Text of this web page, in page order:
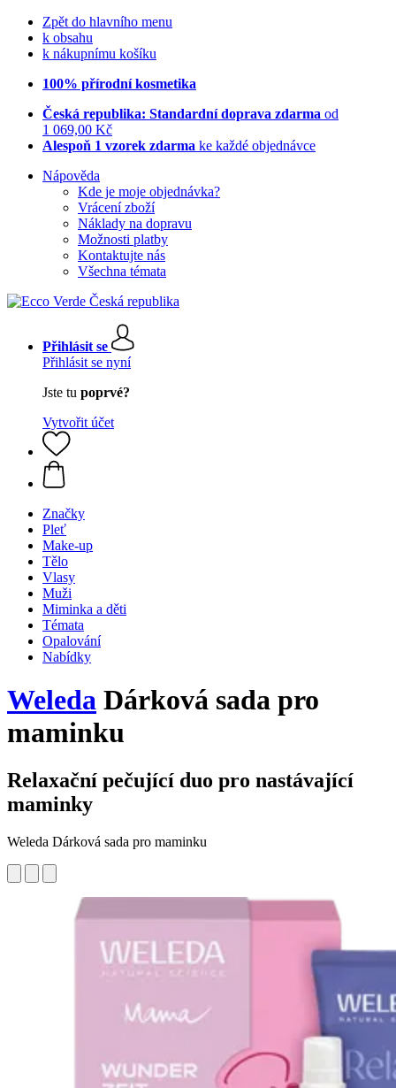
Zpět do hlavního menu
k obsahu
k nákupnímu košíku
100% přírodní kosmetika
Česká republika: Standardní doprava zdarma od
1 069,00 Kč
Alespoň 1 vzorek zdarma ke každé objednávce
Nápověda
Kde je moje objednávka?
Vrácení zboží
Náklady na dopravu
Možnosti platby
Kontaktujte nás
Všechna témata
Přihlásit se
Přihlásit se nyní
Jste tu poprvé?
Vytvořit účet
Značky
Pleť
Make-up
Tělo
Vlasy
Muži
Miminka a děti
Témata
Opalování
Nabídky
Weleda Dárková sada pro
maminku
Relaxační pečující duo pro nastávající
maminky
Weleda Dárková sada pro maminku